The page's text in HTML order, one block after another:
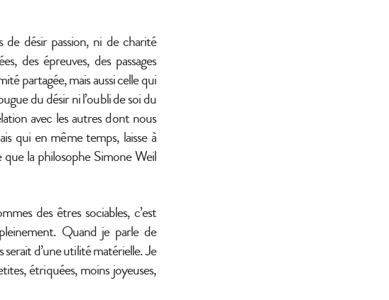
désir passion, ni de charité
des épreuves, des passages
partagée, mais aussi celle qui
du désir ni l’oubli de soi du
avec les autres dont nous
qui en même temps, laisse à
la philosophe Simone Weil
des êtres sociables, c’est
Quand je parle de
serait d’une utilité matérielle. Je
étriquées, moins joyeuses,